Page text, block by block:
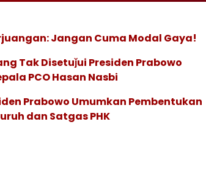
Jangan Cuma Modal Gaya!
Tak Disetuǰui Presiden Prabowo
PCO Hasan Nasbi
Prabowo Umumkan Pembentukan
dan Satgas PHK